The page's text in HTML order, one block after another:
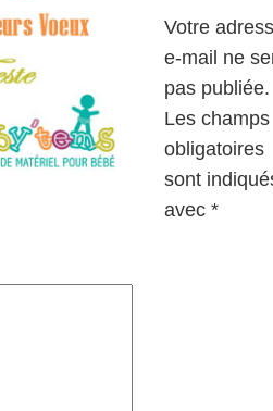
Votre
e-mail ne
pas publiée.
Les champs
obligatoires
sont
avec *